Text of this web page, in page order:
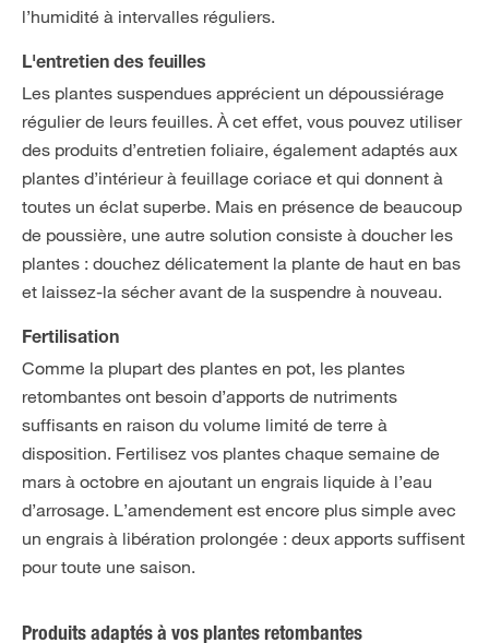
l’humidité à intervalles réguliers.
L'entretien des feuilles
Les plantes suspendues apprécient un dépoussiérage
régulier de leurs feuilles. À cet effet, vous pouvez utiliser
des produits d’entretien foliaire, également adaptés aux
plantes d’intérieur à feuillage coriace et qui donnent à
toutes un éclat superbe. Mais en présence de beaucoup
de poussière, une autre solution consiste à doucher les
plantes : douchez délicatement la plante de haut en bas
et laissez-la sécher avant de la suspendre à nouveau.
Fertilisation
Comme la plupart des plantes en pot, les plantes
retombantes ont besoin d’apports de nutriments
suffisants en raison du volume limité de terre à
disposition. Fertilisez vos plantes chaque semaine de
mars à octobre en ajoutant un engrais liquide à l’eau
d’arrosage. L’amendement est encore plus simple avec
un engrais à libération prolongée : deux apports suffisent
pour toute une saison.
Produits adaptés à vos plantes retombantes